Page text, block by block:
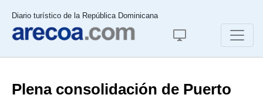
Diario turístico de la República Dominicana
Plena consolidación de Puerto